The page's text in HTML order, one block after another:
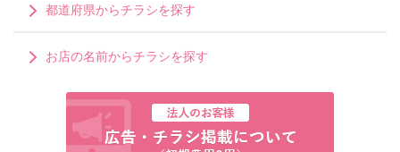
都道府県からチラシを探す
お店の名前からチラシを探す